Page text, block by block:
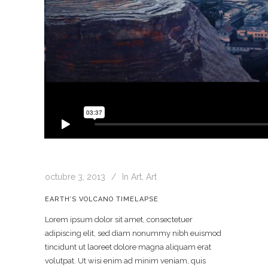
octubre 3, 2013 In Art Art
EARTH’S VOLCANO TIMELAPSE
Lorem ipsum dolor sit amet, consectetuer
adipiscing elit, sed diam nonummy nibh euismod
tincidunt ut laoreet dolore magna aliquam erat
volutpat. Ut wisi enim ad minim veniam, quis